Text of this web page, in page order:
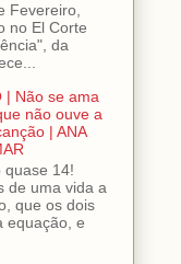
Fevereiro,
no El Corte
da
| Não se ama
não ouve a
| ANA
quase 14!
de uma vida a
que os dois
equação, e